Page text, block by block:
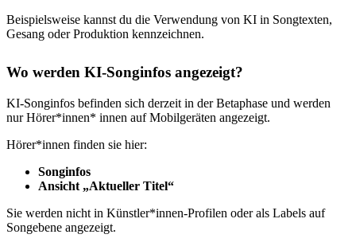
Beispielsweise kannst du die Verwendung von KI in Songtexten,
Gesang oder Produktion kennzeichnen.
Wo werden KI-Songinfos angezeigt?
KI-Songinfos befinden sich derzeit in der Betaphase und werden
nur Hörer*innen* innen auf Mobilgeräten angezeigt.
Hörer*innen finden sie hier:
Songinfos
Ansicht „Aktueller Titel“
Sie werden nicht in Künstler*innen-Profilen oder als Labels auf
Songebene angezeigt.